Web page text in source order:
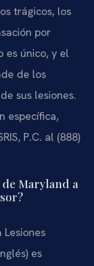
trágicos, los
por
es único, y el
de los
sus lesiones.
específica,
P.C. al (888)
Maryland a
es